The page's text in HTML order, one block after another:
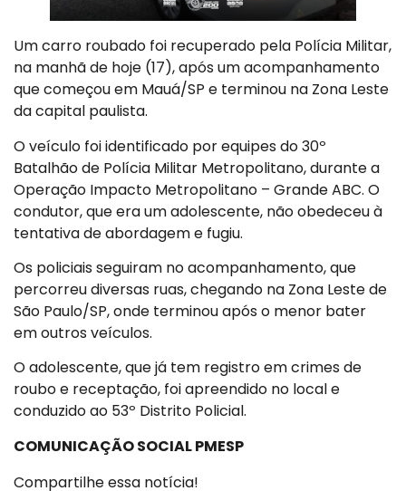
Um carro roubado foi recuperado pela Polícia Militar,
na manhã de hoje (17), após um acompanhamento
que começou em Mauá/SP e terminou na Zona Leste
da capital paulista.
O veículo foi identificado por equipes do 30º
Batalhão de Polícia Militar Metropolitano, durante a
Operação Impacto Metropolitano – Grande ABC. O
condutor, que era um adolescente, não obedeceu à
tentativa de abordagem e fugiu.
Os policiais seguiram no acompanhamento, que
percorreu diversas ruas, chegando na Zona Leste de
São Paulo/SP, onde terminou após o menor bater
em outros veículos.
O adolescente, que já tem registro em crimes de
roubo e receptação, foi apreendido no local e
conduzido ao 53º Distrito Policial.
COMUNICAÇÃO SOCIAL PMESP
Compartilhe essa notícia!